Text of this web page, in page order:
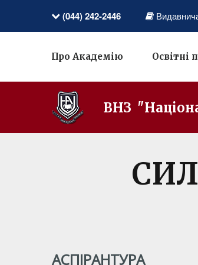
(044) 242-2446
Про Академію Освітні
ВНЗ
АСПІРАНТУРА